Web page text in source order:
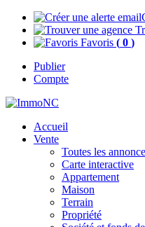
Favoris ( 0 )
Publier
Compte
Accueil
Vente
Toutes les
Carte interactive
Appartement
Maison
Terrain
Propriété